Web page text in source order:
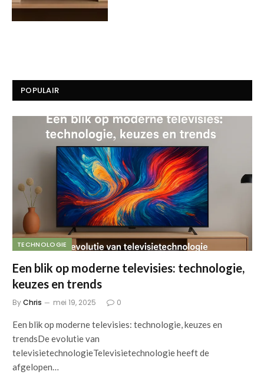
POPULAIR
TECHNOLOGIE
Een blik op moderne televisies: technologie,
keuzes en trends
ByChris mei 19, 2025 0
Een blik op moderne televisies: technologie, keuzes en
trendsDe evolutie van
televisietechnologieTelevisietechnologie heeft de
afgelopen…